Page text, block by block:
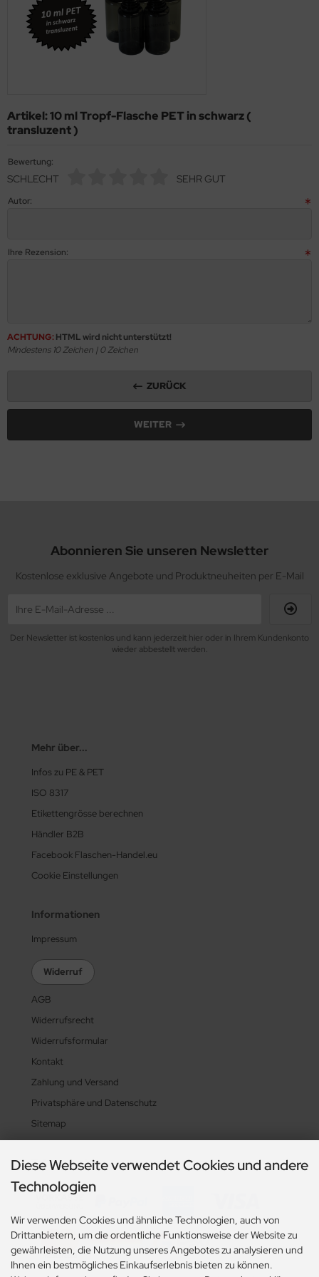
Artikel: 10 ml Tropf-Flasche PET in schwarz (
transluzent )
Bewertung:
SCHLECHT SEHR GUT
Autor:
Ihre Rezension:
ACHTUNG: HTML wird nicht unterstützt!
Mindestens 10 Zeichen |0Zeichen
ZURÜCK
WEITER
Abonnieren Sie unseren Newsletter
Kostenlose exklusive Angebote und Produktneuheiten per E-Mail
Der Newsletter ist kostenlos und kann jederzeit hier oder in Ihrem Kundenkonto
wieder abbestellt werden.
Mehr über...
Infos zu PE & PET
ISO 8317
Etikettengrösse berechnen
Händler B2B
Facebook Flaschen-Handel.eu
Cookie Einstellungen
Informationen
Impressum
Widerruf
AGB
Widerrufsrecht
Widerrufsformular
Kontakt
Zahlung und Versand
Privatsphäre und Datenschutz
Sitemap
Zahlungsarten
Diese Webseite verwendet Cookies und andere
Technologien
Wir verwenden Cookies und ähnliche Technologien, auch von
Drittanbietern, um die ordentliche Funktionsweise der Website zu
gewährleisten, die Nutzung unseres Angebotes zu analysieren und
Ihnen ein bestmögliches Einkaufserlebnis bieten zu können.